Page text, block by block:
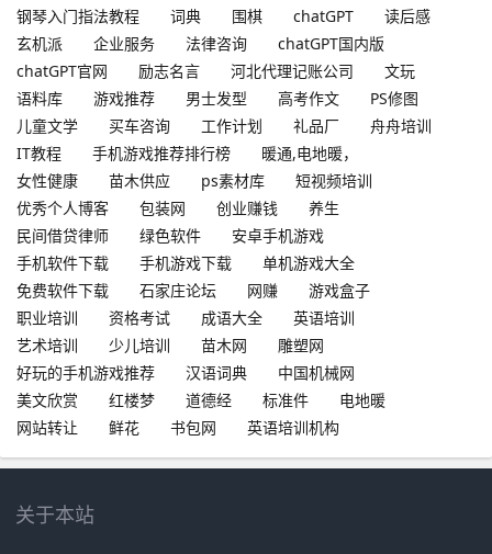
钢琴入门指法教程
词典 围棋 chatGPT
读后感
玄机派
企业服务 法律咨询
chatGPT国内版
chatGPT官网
励志名言 河北代理记账公司
文玩
语料库
游戏推荐 男士发型 高考作文
PS修图
儿童文学
买车咨询 工作计划 礼品厂
舟舟培训
IT教程
手机游戏推荐排行榜
暖通,电地暖，
女性健康
苗木供应 ps素材库
短视频培训
优秀个人博客
包装网 创业赚钱
养生
民间借贷律师
绿色软件
安卓手机游戏
手机软件下载
手机游戏下载
单机游戏大全
免费软件下载
石家庄论坛 网赚
游戏盒子
职业培训
资格考试 成语大全
英语培训
艺术培训
少儿培训 苗木网
雕塑网
好玩的手机游戏推荐
汉语词典
中国机械网
美文欣赏
红楼梦 道德经 标准件
电地暖
网站转让
鲜花 书包网 英语培训机构
关于本站